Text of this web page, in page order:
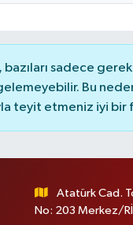
sadece
Bu
teyit etmeniz iyi bir
Atatürk Cad.
No: 203 Merkez/